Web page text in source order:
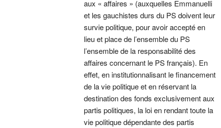
aux « affaires » (auxquelles Emmanuelli
et les gauchistes durs du PS doivent leur
survie politique, pour avoir accepté en
lieu et place de l’ensemble du PS
l’ensemble de la responsabilité des
affaires concernant le PS français). En
effet, en institutionnalisant le financement
de la vie politique et en réservant la
destination des fonds exclusivement aux
partis politiques, la loi en rendant toute la
vie politique dépendante des partis